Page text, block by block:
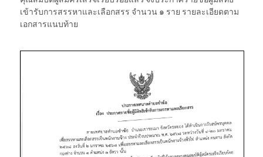
เข้ารับการสรรหาและเลือกสรร จำนวน ๑ ราย รายละเอียดตาม
เอกสารแนบท้าย